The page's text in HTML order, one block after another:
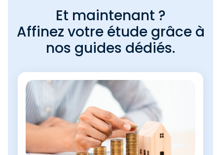
Et maintenant ?
Affinez votre étude grâce à
nos guides dédiés.